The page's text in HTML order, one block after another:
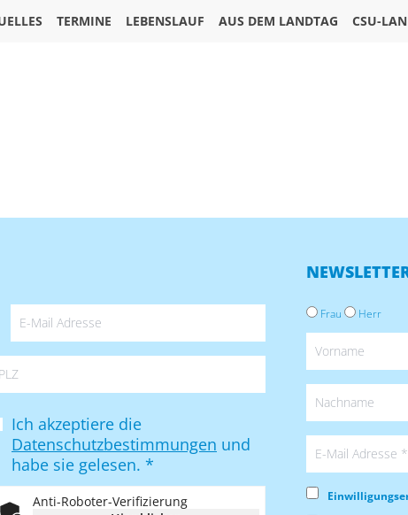
TERMINE LEBENSLAUF AUS DEM LANDTAG CSU-
Ich akzeptiere die
Datenschutzbestimmungen und
habe sie gelesen. *
Anti-Roboter-Verifizierung
Frau Herr